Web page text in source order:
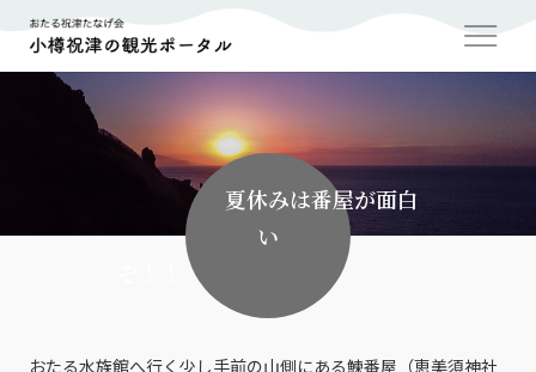
夏休みは番屋が面白
い
ぞ！！
おたる水族館へ行く少し手前の山側にある鰊番屋（恵美須神社